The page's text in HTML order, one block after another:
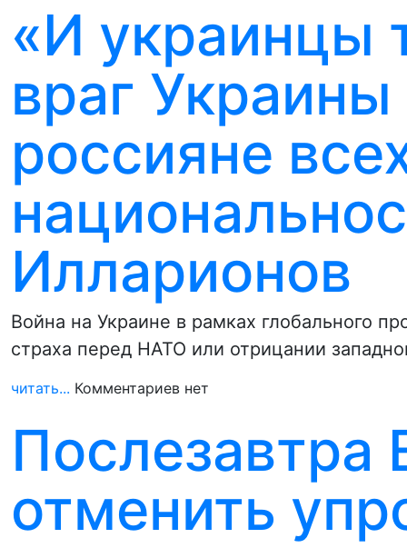
«И украинцы
враг
россияне
Илларионов
Война на Украине в рамках глобального
страха перед НАТО или отрицании
читать... Комментариев нет
отменить